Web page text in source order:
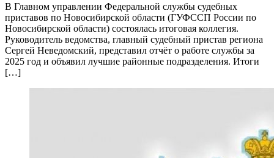
В Главном управлении Федеральной службы судебных
приставов по Новосибирской области (ГУФССП России по
Новосибирской области) состоялась итоговая коллегия.
Руководитель ведомства, главный судебный пристав региона
Сергей Неведомский, представил отчёт о работе службы за
2025 год и объявил лучшие районные подразделения. Итоги
[…]